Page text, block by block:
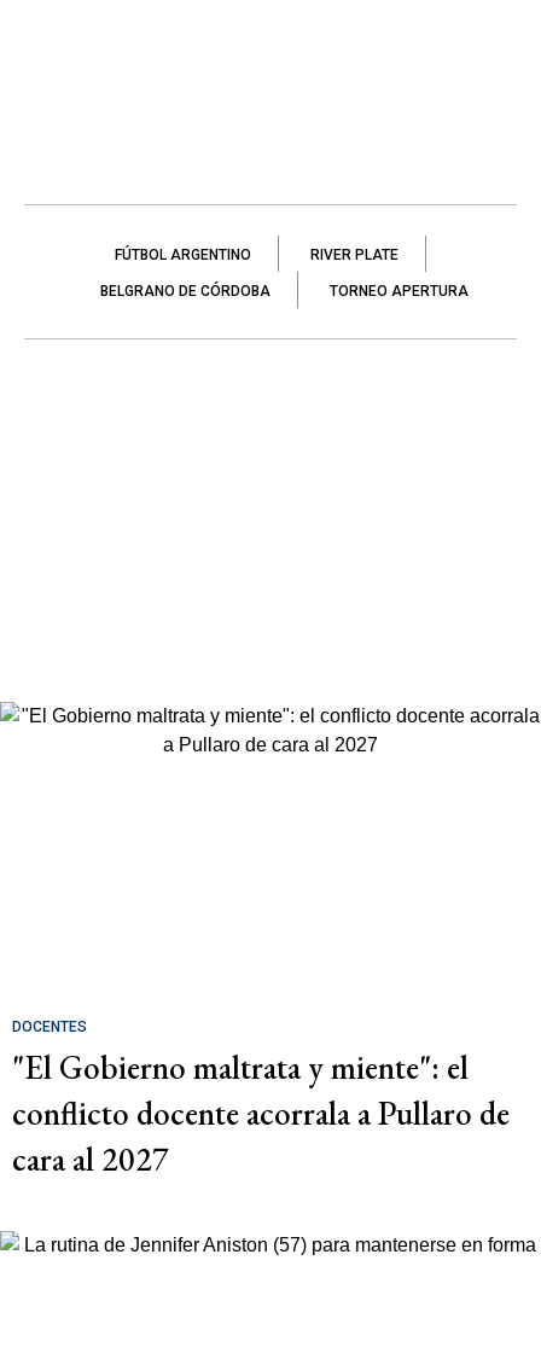
FÚTBOL ARGENTINO RIVER PLATE
BELGRANO DE CÓRDOBA TORNEO APERTURA
DOCENTES
"El Gobierno maltrata y miente": el
conflicto docente acorrala a Pullaro de
cara al 2027